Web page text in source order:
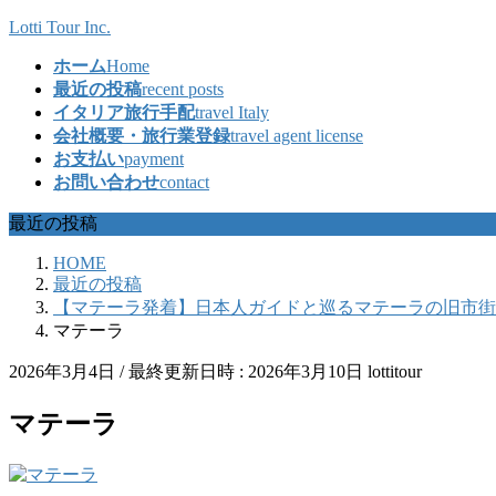
コ
ッ
プ
ナ
移
動
Lotti Tour Inc.
ホームHome
最近の投稿recent posts
イタリア旅行手配travel Italy
会社概要・旅行業登録travel agent license
お支払いpayment
お問い合わせcontact
最近の投稿
HOME
最近の投稿
【マテーラ発着】日本人ガイドと巡るマテーラの旧市
マテーラ
2026年3月4日 / 最終更新日時 : 2026年3月10日 lottitour
マテーラ